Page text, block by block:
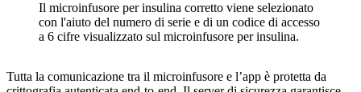
Il microinfusore per insulina corretto viene selezionato
con l'aiuto del numero di serie e di un codice di accesso
a 6 cifre visualizzato sul microinfusore per insulina.
Tutta la comunicazione tra il microinfusore e l’app è protetta da